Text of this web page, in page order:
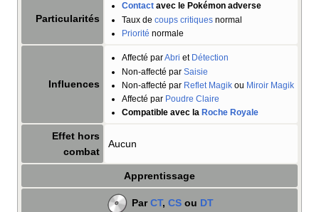
Particularités
Contactavec le Pokémon adverse
Taux de coups critiquesnormal
Priorité normale
Influences
Affecté parAbri et Détection
Non-affecté par Saisie
Non-affecté par Reflet Magikou Miroir Magik
Affecté par Poudre Claire
Compatible avec la Roche Royale
Effet hors
combat
Aucun
Apprentissage
ParCT, CSou DT